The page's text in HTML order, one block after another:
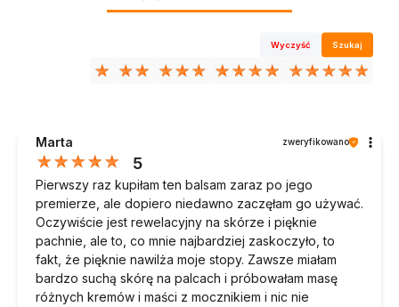
Wyczyść Szukaj
Marta zweryfikowano
5
Pierwszy raz kupiłam ten balsam zaraz po jego
premierze, ale dopiero niedawno zaczęłam go używać.
Oczywiście jest rewelacyjny na skórze i pięknie
pachnie, ale to, co mnie najbardziej zaskoczyło, to
fakt, że pięknie nawilża moje stopy. Zawsze miałam
bardzo suchą skórę na palcach i próbowałam masę
różnych kremów i maści z mocznikiem i nic nie